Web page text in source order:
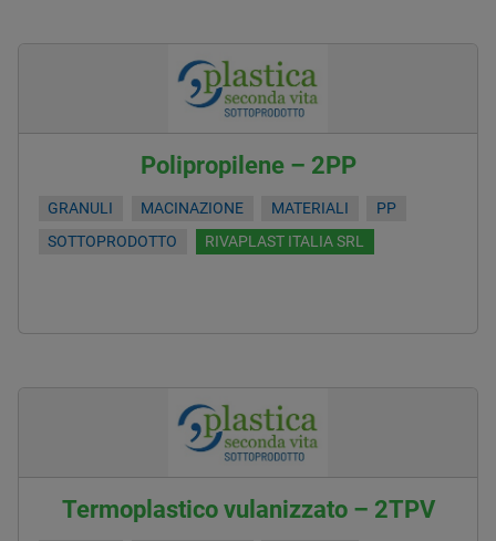
Polipropilene – 2PP
GRANULI MACINAZIONE MATERIALI
PP
SOTTOPRODOTTO
RIVAPLAST ITALIA SRL
Termoplastico vulanizzato – 2TPV